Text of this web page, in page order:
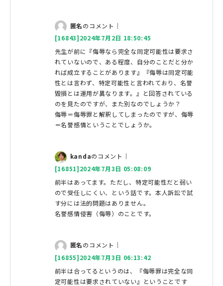
匿名のコメント｜
[16843]2024年7月2日 18:50:45
先生が前に『侮辱なら完全な同定可能性は要求さ
れていないので、ある程度、自分のことだと分か
れば成立することがあります』『侮辱は同定可能
性とは言わず、特定可能性と言われており、名誉
毀損とは運用が異なります。』と回答されている
のを見たのですが、また別なのでしょうか？
侮辱＝侮辱罪と解釈してしまったのですが、侮辱
＝名誉感情ということでしょうか。
kandaのコメント｜
[16851]2024年7月3日 05:08:09
前半はあってます。ただし、特定可能性だと弱い
ので受任しにくい、という話です。本人訴訟で試
す分には法的問題はありません。
名誉感情侵害（侮辱）のことです。
匿名のコメント｜
[16855]2024年7月3日 06:13:42
前半は合ってるというのは、『侮辱罪は完全な同
定可能性は要求されていない』ということです